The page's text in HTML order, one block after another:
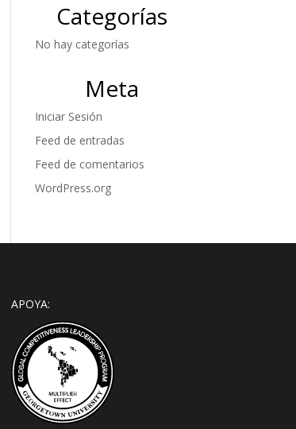
Categorías
No hay categorías
Meta
Iniciar Sesión
Feed de entradas
Feed de comentarios
WordPress.org
APOYA: